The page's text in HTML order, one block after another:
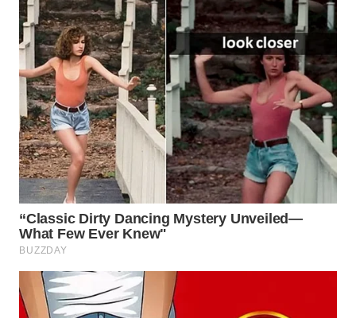
WAHANA
TANI
WAHANA
ADVOKAT
WAHANA
INFRASTRUKTUR
WAHANA
KONSUMEN
WAHANA
LISTRIK